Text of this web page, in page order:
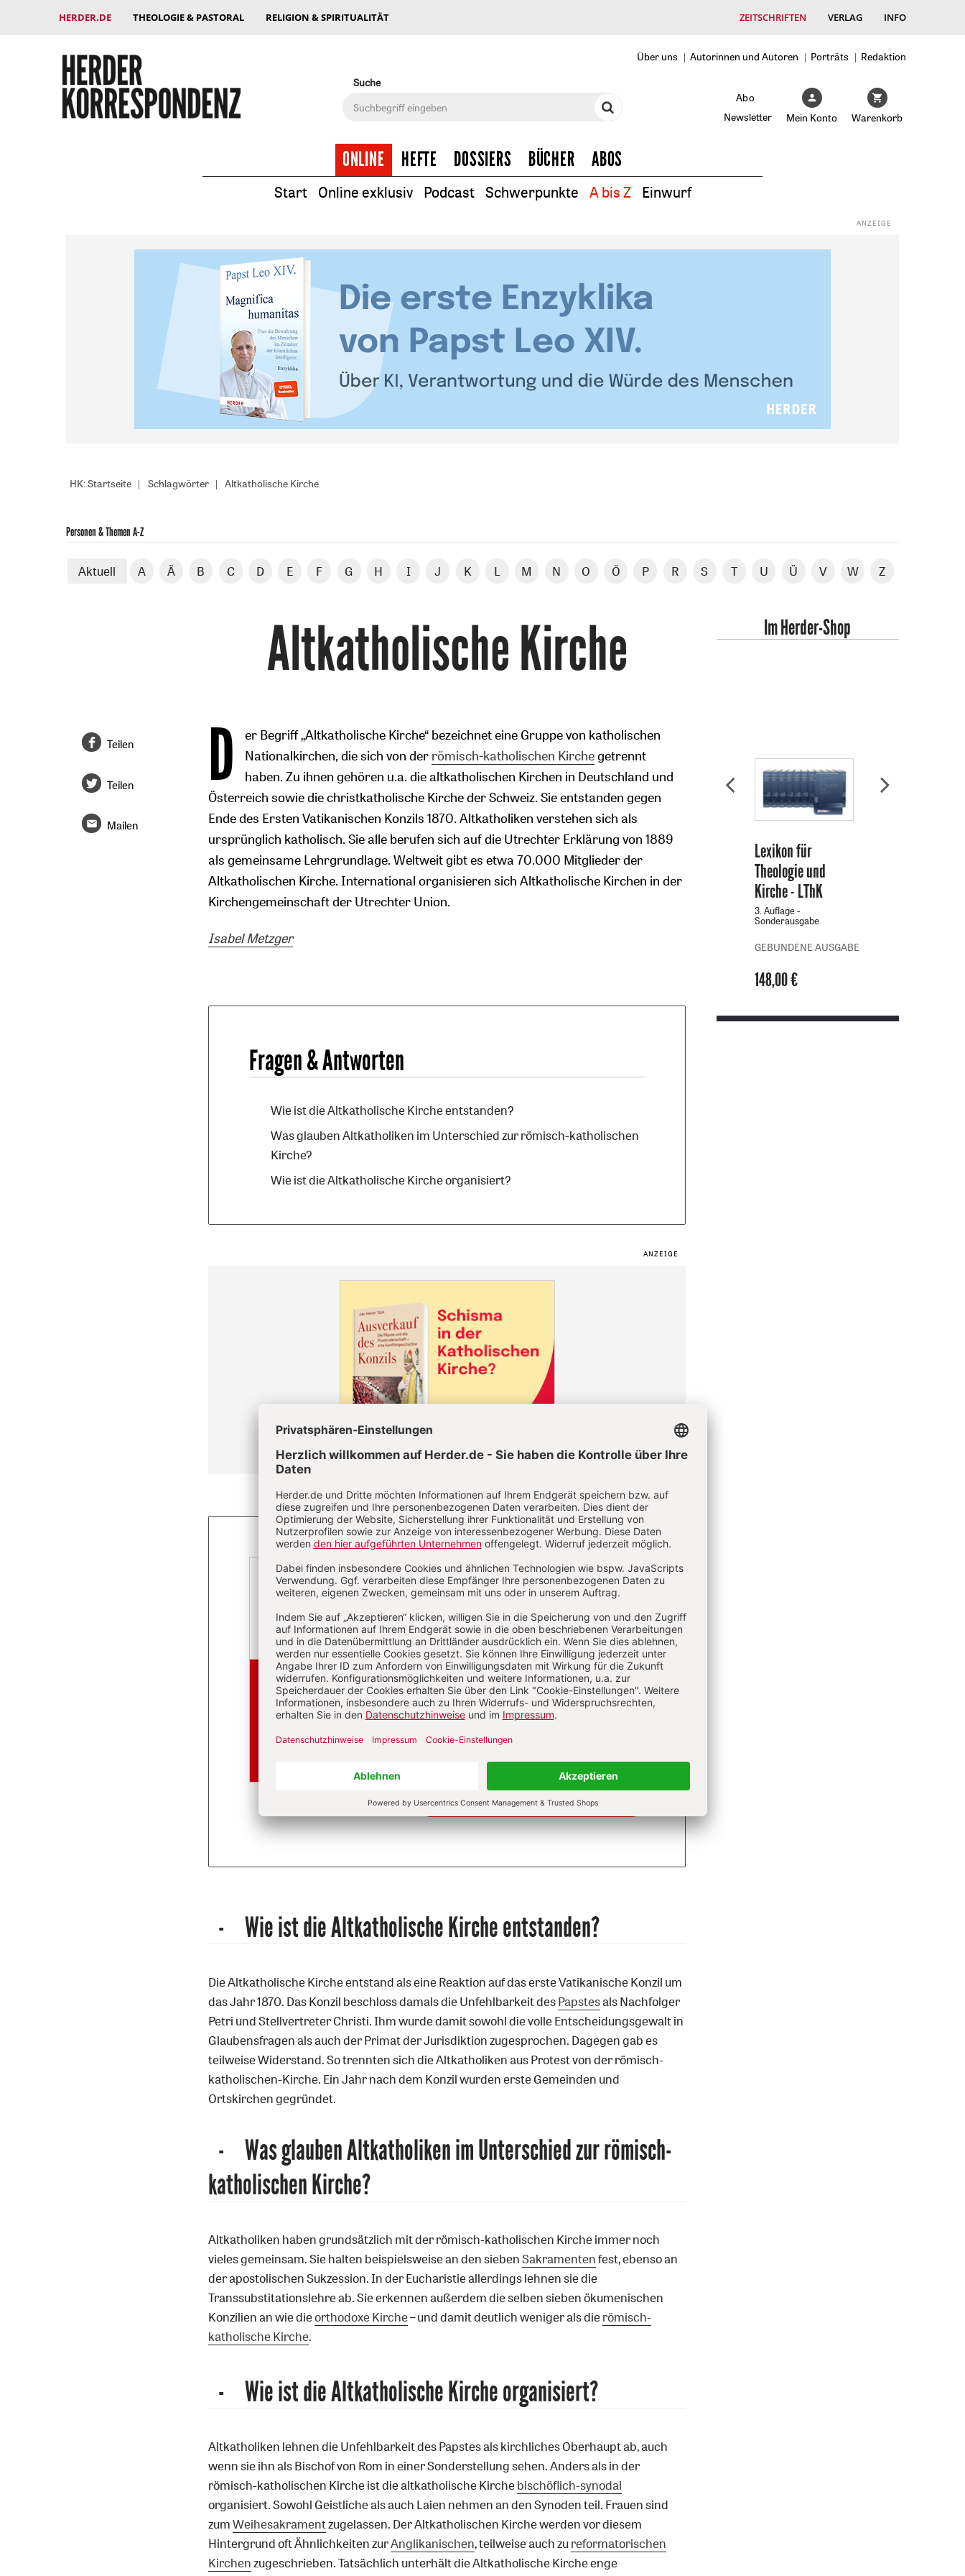
HERDER.DE THEOLOGIE & PASTORAL RELIGION & SPIRITUALITÄT ZEITSCHRIFTEN VERLAG INFO
Über uns Autorinnen und Autoren Porträts
Redaktion
Suche
Abo
Newsletter
Mein Konto Warenkorb
ONLINE HEFTE DOSSIERS BÜCHER ABOS
Start Online exklusiv Podcast Schwerpunkte A bis Z Einwurf
HK: Startseite Schlagwörter Altkatholische Kirche
Personen & Themen A-Z
Aktuell A Ä B C D E F G H I J K L M N O Ö P R S T U Ü V W Z
Altkatholische Kirche
D
er Begriff „Altkatholische Kirche“ bezeichnet eine Gruppe von katholischen
Nationalkirchen, die sich von der römisch-katholischen Kirchegetrennt
haben. Zu ihnen gehören u.a. die altkatholischen Kirchen in Deutschland und
Österreich sowie die christkatholische Kirche der Schweiz. Sie entstanden gegen
Ende des Ersten Vatikanischen Konzils 1870. Altkatholiken verstehen sich als
ursprünglich katholisch. Sie alle berufen sich auf die Utrechter Erklärung von 1889
als gemeinsame Lehrgrundlage. Weltweit gibt es etwa 70.000 Mitglieder der
Altkatholischen Kirche. International organisieren sich Altkatholische Kirchen in der
Kirchengemeinschaft der Utrechter Union.
Isabel Metzger
Fragen & Antworten
Wie ist die Altkatholische Kirche entstanden?
Was glauben Altkatholiken im Unterschied zur römisch-katholischen
Kirche?
Wie ist die Altkatholische Kirche organisiert?
Die Herder
Korrespondenz im Abo
Die Herder Korrespondenz berichtet über
aktuelle Themen aus Kirche, Theologie
und Religion sowie ihrem jeweiligen
gesellschaftlichen und kulturellen
Zum Kennenlernen: 2 Ausgaben gratis
Jetzt gratis testen
Teilen
Teilen
Mailen
Wie ist die Altkatholische Kirche entstanden?
Die Altkatholische Kirche entstand als eine Reaktion auf das erste Vatikanische Konzil um
das Jahr 1870. Das Konzil beschloss damals die Unfehlbarkeit desPapstesals Nachfolger
Petri und Stellvertreter Christi. Ihm wurde damit sowohl die volle Entscheidungsgewalt in
Glaubensfragen als auch der Primat der Jurisdiktion zugesprochen. Dagegen gab es
teilweise Widerstand. So trennten sich die Altkatholiken aus Protest von der römisch-
katholischen-Kirche. Ein Jahr nach dem Konzil wurden erste Gemeinden und
Ortskirchen gegründet.
Was glauben Altkatholiken im Unterschied zur römisch-
katholischen Kirche?
Altkatholiken haben grundsätzlich mit der römisch-katholischen Kirche immer noch
vieles gemeinsam. Sie halten beispielsweise an den siebenSakramentenfest, ebenso an
der apostolischen Sukzession. In der Eucharistie allerdings lehnen sie die
Transsubstitationslehre ab. Sie erkennen außerdem die selben sieben ökumenischen
Konzilien an wie dieorthodoxe Kirche– und damit deutlich weniger als dierömisch-
katholische Kirche.
Wie ist die Altkatholische Kirche organisiert?
Altkatholiken lehnen die Unfehlbarkeit des Papstes als kirchliches Oberhaupt ab, auch
wenn sie ihn als Bischof von Rom in einer Sonderstellung sehen. Anders als in der
römisch-katholischen Kirche ist die altkatholische Kirchebischöflich-synodal
organisiert. Sowohl Geistliche als auch Laien nehmen an den Synoden teil. Frauen sind
zumWeihesakramentzugelassen. Der Altkatholischen Kirche werden vor diesem
Hintergrund oft Ähnlichkeiten zurAnglikanischen, teilweise auch zureformatorischen
Kirchenzugeschrieben. Tatsächlich unterhält die Altkatholische Kirche enge
Im Herder-Shop
Lexikon für
Theologie und
Kirche - LThK
-
3. Auflage -
Sonderausgabe
GEBUNDENE AUSGABE
148,00 €
Zurück